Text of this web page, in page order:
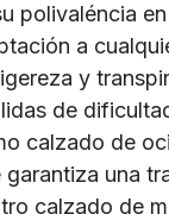
polivaléncia
a
y
de
calzado de
una
calzado de